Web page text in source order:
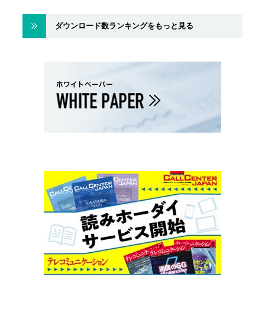
ダウンロード数ランキングをもっと見る